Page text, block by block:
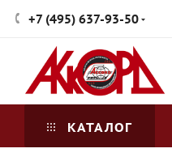
+7 (495) 637-93-50
КАТАЛОГ